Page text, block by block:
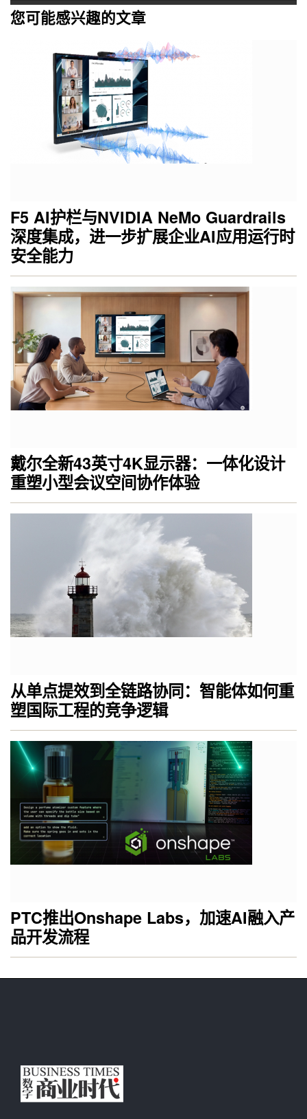
您可能感兴趣的文章
F5 AI护栏与NVIDIA NeMo Guardrails
深度集成，进一步扩展企业AI应用运行时
安全能力
戴尔全新43英寸4K显示器：一体化设计
重塑小型会议空间协作体验
从单点提效到全链路协同：智能体如何重
塑国际工程的竞争逻辑
PTC推出Onshape Labs，加速AI融入产
品开发流程